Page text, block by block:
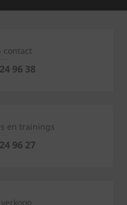
contact
96 38
en trainings
96 27